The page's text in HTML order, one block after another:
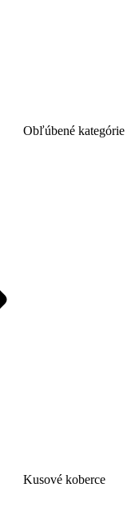
Obľúbené kategórie
Kusové koberce